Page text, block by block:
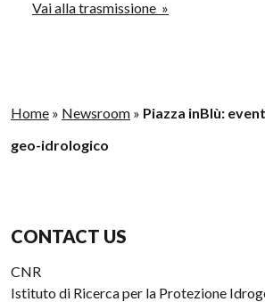
Vai alla trasmissione »
Home » Newsroom » Piazza inBlù:
geo-idrologico
CONTACT US
CNR
Istituto di Ricerca per la Protezione